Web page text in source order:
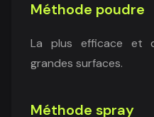
Méthode poudre
La plus efficace et
grandes surfaces.
Méthode spray